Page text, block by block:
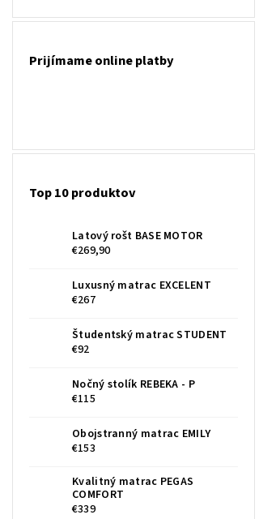
Prijímame online platby
Top 10 produktov
Latový rošt BASE MOTOR
€269,90
Luxusný matrac EXCELENT
€267
Študentský matrac STUDENT
€92
Nočný stolík REBEKA - P
€115
Obojstranný matrac EMILY
€153
Kvalitný matrac PEGAS
COMFORT
€339